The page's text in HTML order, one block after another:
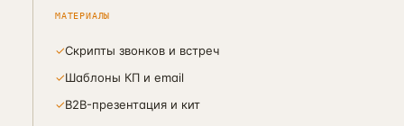
МАТЕРИАЛЫ
✓Скрипты звонков и встреч
✓Шаблоны КП и email
✓B2B-презентация и кит